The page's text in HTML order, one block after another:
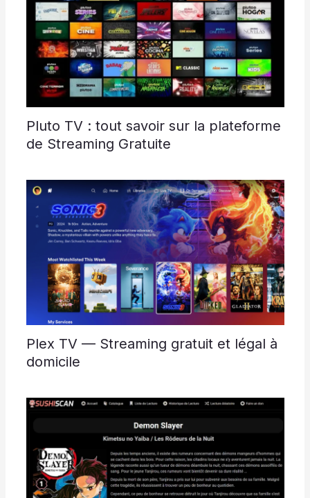
Pluto TV : tout savoir sur la plateforme
de Streaming Gratuite
Plex TV — Streaming gratuit et légal à
domicile